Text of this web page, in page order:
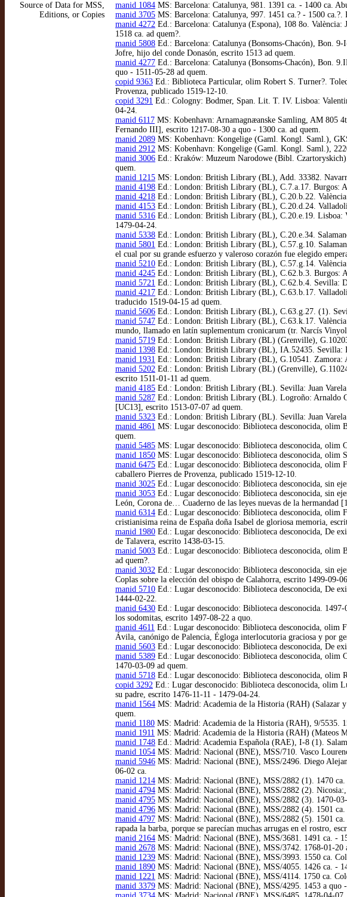
Source of Data for MSS,
Editions, or Copies
manid 1084 MS: Barcelona: Catalunya, 981. 1391 ca. - 1400 ca.
manid 3705 MS: Barcelona: Catalunya, 997. 1451 ca.? - 1500
manid 4272 Ed.: Barcelona: Catalunya (Espona), 108 8o.
1518 ca. ad quem?.
manid 5808 Ed.: Barcelona: Catalunya (Bonsoms-Chacón), Bon.
Jofre, hijo del conde Donasón, escrito 1513 ad quem.
manid 4277 Ed.: Barcelona: Catalunya (Bonsoms-Chacón), Bon.
quo - 1511-05-28 ad quem.
copid 9363 Ed.: Biblioteca Particular, olim Robert S. Turner?.
Provenza, publicado 1519-12-10.
copid 3291 Ed.: Cologny: Bodmer, Span. Lit. T. IV. Lisboa:
04-24.
manid 6117 MS: Kobenhavn: Arnamagnæanske Samling, AM 805
Fernando III], escrito 1217-08-30 a quo - 1300 ca. ad quem.
manid 2089 MS: Kobenhavn: Kongelige (Gaml. Kongl. Saml.),
manid 2912 MS: Kobenhavn: Kongelige (Gaml. Kongl. Saml.),
manid 3006 Ed.: Kraków: Muzeum Narodowe (Bibl.
quem.
manid 1215 MS: London: British Library (BL), Add. 33382.
manid 4198 Ed.: London: British Library (BL), C.7.a.17. Burgos:
manid 4218 Ed.: London: British Library (BL), C.20.b.22.
manid 4153 Ed.: London: British Library (BL), C.20.d.24.
manid 5316 Ed.: London: British Library (BL), C.20.e.19. Lisboa:
1479-04-24.
manid 5338 Ed.: London: British Library (BL), C.20.e.34.
manid 5801 Ed.: London: British Library (BL), C.57.g.10.
el cual por su grande esfuerzo y valeroso corazón fue elegido
manid 5210 Ed.: London: British Library (BL), C.57.g.14.
manid 4245 Ed.: London: British Library (BL), C.62.b.3. Burgos:
manid 5721 Ed.: London: British Library (BL), C.62.b.4. Sevilla:
manid 4217 Ed.: London: British Library (BL), C.63.b.17.
traducido 1519-04-15 ad quem.
manid 5606 Ed.: London: British Library (BL), C.63.g.27. (1).
manid 5747 Ed.: London: British Library (BL), C.63.k.17.
mundo, llamado en latín suplementum cronicarum (tr. Narcís
manid 5719 Ed.: London: British Library (BL) (Grenville),
manid 1398 Ed.: London: British Library (BL), IA.52435. Sevilla:
manid 1931 Ed.: London: British Library (BL), G.10541. Zamora:
manid 5202 Ed.: London: British Library (BL) (Grenville),
escrito 1511-01-11 ad quem.
manid 4185 Ed.: London: British Library (BL). Sevilla: Juan Varela
manid 5287 Ed.: London: British Library (BL). Logroño: Arnaldo
[UC13], escrito 1513-07-07 ad quem.
manid 5323 Ed.: London: British Library (BL). Sevilla: Juan Varela
manid 4861 MS: Lugar desconocido: Biblioteca desconocida, olim
quem.
manid 5485 MS: Lugar desconocido: Biblioteca desconocida, olim
manid 1850 MS: Lugar desconocido: Biblioteca desconocida, olim
manid 6475 Ed.: Lugar desconocido: Biblioteca desconocida, olim
caballero Pierres de Provenza, publicado 1519-12-10.
manid 3025 Ed.: Lugar desconocido: Biblioteca desconocida, sin
manid 3053 Ed.: Lugar desconocido: Biblioteca desconocida, sin
León, Corona de… Cuaderno de las leyes nuevas de la hermandad
manid 6314 Ed.: Lugar desconocido: Biblioteca desconocida, olim
cristianisima reina de España doña Isabel de gloriosa memoria,
manid 1980 Ed.: Lugar desconocido: Biblioteca desconocida, De
de Talavera, escrito 1438-03-15.
manid 5003 Ed.: Lugar desconocido: Biblioteca desconocida, olim
ad quem?.
manid 3032 Ed.: Lugar desconocido: Biblioteca desconocida, sin
Coplas sobre la elección del obispo de Calahorra, escrito 1499-09-
manid 5710 Ed.: Lugar desconocido: Biblioteca desconocida, De
1444-02-22.
manid 6430 Ed.: Lugar desconocido: Biblioteca desconocida.
los sodomitas, escrito 1497-08-22 a quo.
manid 4611 Ed.: Lugar desconocido: Biblioteca desconocida, olim
Ávila, canónigo de Palencia, Égloga interlocutoria graciosa y por
manid 5603 Ed.: Lugar desconocido: Biblioteca desconocida, De
manid 5389 Ed.: Lugar desconocido: Biblioteca desconocida, olim
1470-03-09 ad quem.
manid 5718 Ed.: Lugar desconocido: Biblioteca desconocida, olim
copid 3292 Ed.: Lugar desconocido: Biblioteca desconocida, olim
su padre, escrito 1476-11-11 - 1479-04-24.
manid 1564 MS: Madrid: Academia de la Historia (RAH) (Salazar
quem.
manid 1180 MS: Madrid: Academia de la Historia (RAH), 9/5535.
manid 1911 MS: Madrid: Academia de la Historia (RAH) (Mateos
manid 1748 Ed.: Madrid: Academia Española (RAE), I-8 (1).
manid 1054 MS: Madrid: Nacional (BNE), MSS/710. Vasco
manid 5946 MS: Madrid: Nacional (BNE), MSS/2496. Diego
06-02 ca.
manid 1214 MS: Madrid: Nacional (BNE), MSS/2882 (1). 1470
manid 4794 MS: Madrid: Nacional (BNE), MSS/2882 (2). Nicosia:,
manid 4795 MS: Madrid: Nacional (BNE), MSS/2882 (3). 1470-
manid 4796 MS: Madrid: Nacional (BNE), MSS/2882 (4). 1501 ca.
manid 4797 MS: Madrid: Nacional (BNE), MSS/2882 (5). 1501 ca.
rapada la barba, porque se parecían muchas arrugas en el rostro,
manid 2164 MS: Madrid: Nacional (BNE), MSS/3681. 1491 ca. -
manid 2678 MS: Madrid: Nacional (BNE), MSS/3742. 1768-01-20
manid 1239 MS: Madrid: Nacional (BNE), MSS/3993. 1550 ca.
manid 1890 MS: Madrid: Nacional (BNE), MSS/4055. 1426 ca. -
manid 1221 MS: Madrid: Nacional (BNE), MSS/4114. 1750 ca.
manid 3379 MS: Madrid: Nacional (BNE), MSS/4295. 1453 a quo